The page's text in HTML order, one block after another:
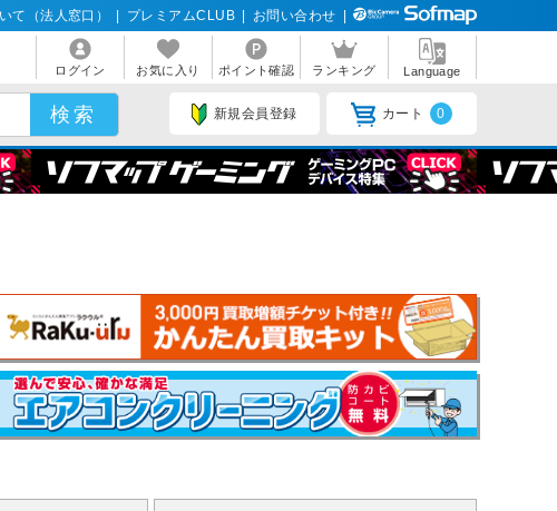
て（法人窓口） プレミアムCLUB お問い合わせ
ログイン お気に入り ポイント確認 ランキング Language
新規会員登録 カート 0